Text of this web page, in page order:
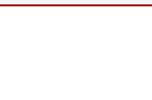
điểm nổi bật
cà phê WMF